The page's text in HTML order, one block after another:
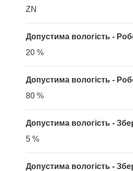
ZN
Допустима вологість -
20 %
Допустима вологість -
80 %
Допустима вологість -
5 %
Допустима вологість -